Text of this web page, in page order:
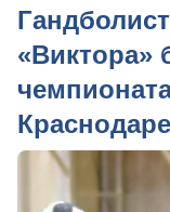
«Виктора»
Краснодаре